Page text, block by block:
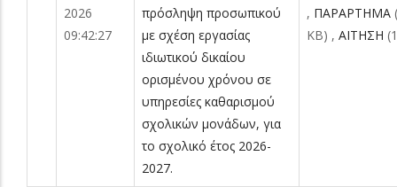
2026
09:42:27
πρόσληψη προσωπικού
με σχέση εργασίας
ιδιωτικού δικαίου
ορισμένου χρόνου σε
υπηρεσίες καθαρισμού
σχολικών μονάδων, για
το σχολικό έτος 2026-
2027.
, ΠΑΡΑΡΤΗΜΑ
KB) , ΑΙΤΗΣΗ